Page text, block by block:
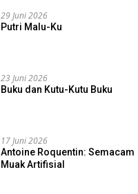
29 Juni 2026
Putri Malu-Ku
23 Juni 2026
Buku dan Kutu-Kutu Buku
17 Juni 2026
Antoine Roquentin: Semacam
Muak Artifisial